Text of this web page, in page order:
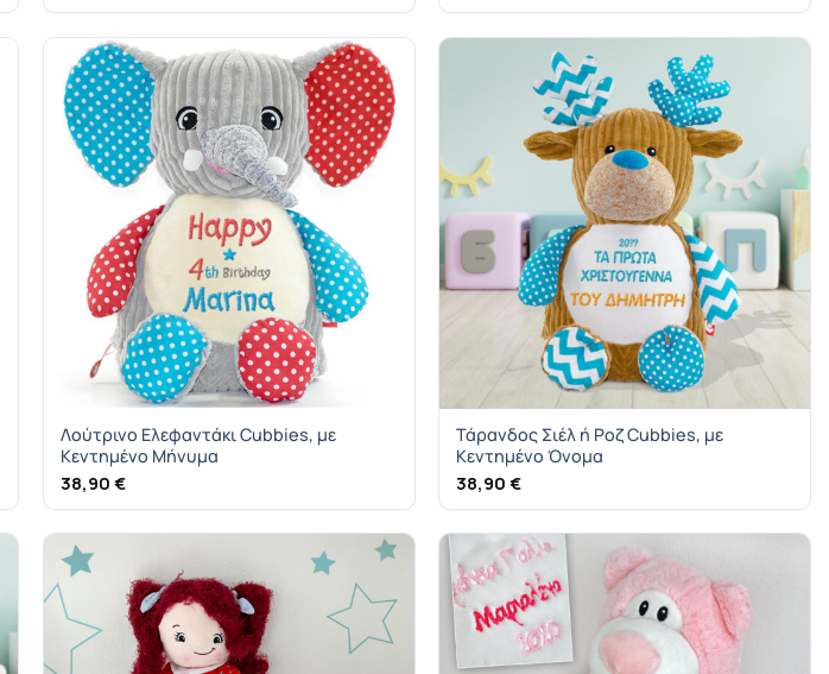
Λούτρινο Ελεφαντάκι Cubbies, με
Κεντημένο Μήνυμα
38,90 €
Τάρανδος Σιέλ ή Ροζ Cubbies, με
Κεντημένο Όνομα
38,90€